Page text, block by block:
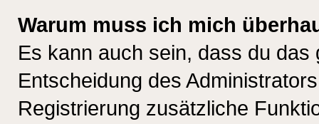
Warum muss ich mich
Es kann auch sein, dass du
Entscheidung des
Registrierung zusätzliche